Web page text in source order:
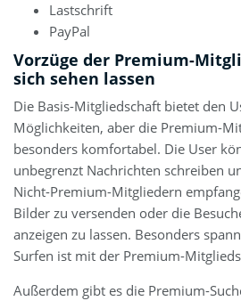
Lastschrift
PayPal
Vorzüge der Premium-
sich sehen lassen
Die Basis-Mitgliedschaft bietet den
Möglichkeiten, aber die Premium-
besonders komfortabel. Die User
unbegrenzt Nachrichten schreiben
Nicht-Premium-Mitgliedern
Bilder zu versenden oder die
anzeigen zu lassen. Besonders
Surfen ist mit der Premium-
Außerdem gibt es die Premium-